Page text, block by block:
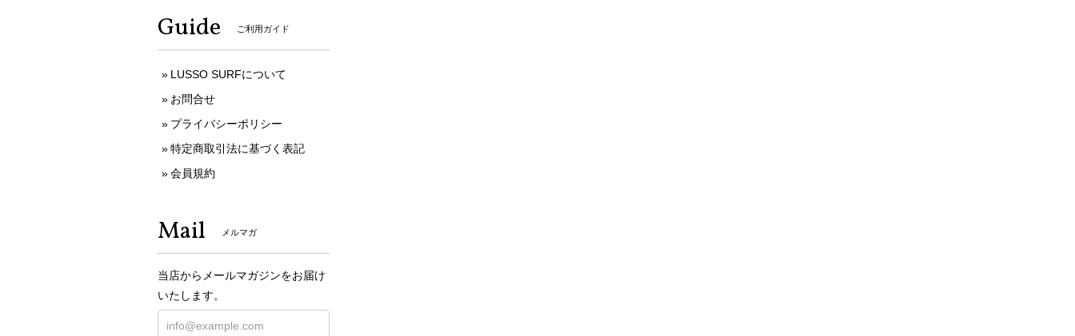
Guide ご利用ガイド
LUSSO SURFについて
お問合せ
プライバシーポリシー
特定商取引法に基づく表記
会員規約
Mail メルマガ
当店からメールマガジンをお届け
いたします。